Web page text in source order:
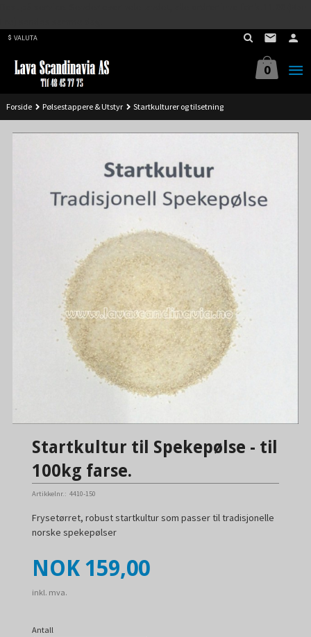
VALUTA
0
Forside Pølsestappere & Utstyr Startkulturer og tilsetning
Startkultur til Spekepølse - til
100kg farse.
Artikkelnr.: 4410-150
Frysetørret, robust startkultur som passer til tradisjonelle
norske spekepølser
Pris
NOK 159,00
inkl. mva.
Antall